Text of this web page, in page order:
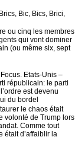
Bic, Bics, Brici,
ou cinq les membres
qui vont dominer
(ou même six, sept
Etats-Unis –
républicain: le parti
est devenu
du bordel
le chaos était
volonté de Trump lors
Comme tout
était d’affaiblir la